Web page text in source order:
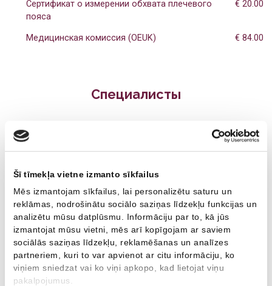
Šī tīmekļa vietne izmanto sīkfailus
Mēs izmantojam sīkfailus, lai personalizētu saturu un
reklāmas, nodrošinātu sociālo saziņas līdzekļu funkcijas un
analizētu mūsu datplūsmu. Informāciju par to, kā jūs
izmantojat mūsu vietni, mēs arī kopīgojam ar saviem
sociālās saziņas līdzekļu, reklamēšanas un analīzes
partneriem, kuri to var apvienot ar citu informāciju, ko
viņiem sniedzat vai ko viņi apkopo, kad lietojat viņu
pakalpojumus.
Семейный врач
Иммунология
Психиатрия
Офтальмолог
Невролог
Иммунолог
Врач-терапевт
Сертификат о измерении обхвата плечевого
пояса
€ 20.00
Медицинская комиссия (OEUK) € 84.00
Специалисты